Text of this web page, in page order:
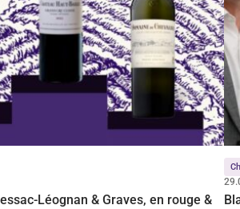
Léognan & Graves, en rouge &